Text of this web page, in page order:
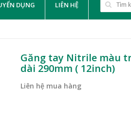
DỤNG LIÊN HỆ
Găng tay Nitrile màu
dài 290mm ( 12inch)
Liên hệ mua hàng